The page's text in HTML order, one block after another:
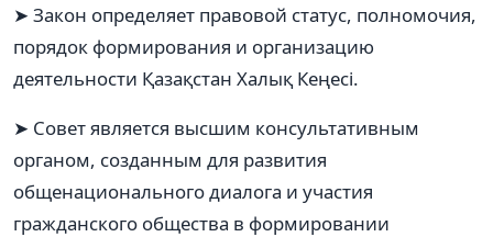
➤ Закон определяет правовой статус, полномочия,
порядок формирования и организацию
деятельности Қазақстан Халық Кеңесі.
➤ Совет является высшим консультативным
органом, созданным для развития
общенационального диалога и участия
гражданского общества в формировании